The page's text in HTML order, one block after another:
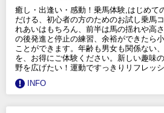
癒し・出逢い・感動！乗馬体験,はじめて
だける、初心者の方のためのお試し乗馬
れあいはもちろん、前半は馬の揺れや高
の後発進と停止の練習、余裕ができたら
ことができます。年齢も男女も関係ない
を、お得にご体験ください。新しい趣味
野を広げたい！運動ですっきりリフレッ
INFO